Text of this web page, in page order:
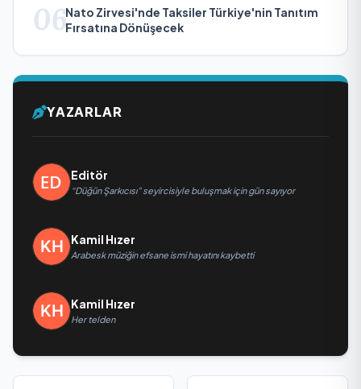
06Nato Zirvesi'nde Taksiler Türkiye'nin Tanıtım
Fırsatına Dönüşecek
YAZARLAR
Editör
“Düğün Şarkıcısı” seyircisiyle buluşmak için gün sayıyor
Kamil Hızer
Arabesk müziğin efsane ismi hayatını kaybetti
Kamil Hızer
Her telden